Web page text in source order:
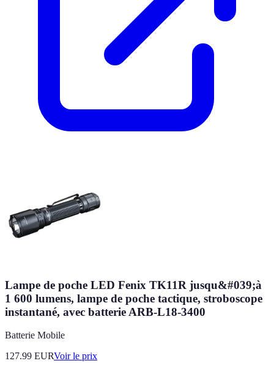
Lampe de poche LED Fenix TK11R jusqu&#039;à
1 600 lumens, lampe de poche tactique, stroboscope
instantané, avec batterie ARB-L18-3400
Batterie Mobile
127.99 EURVoir le prix